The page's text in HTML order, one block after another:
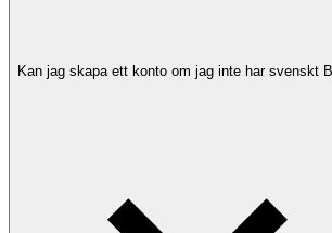
Kan jag skapa ett konto om jag inte har svenskt